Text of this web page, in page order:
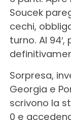
Soucek
cechi,
turno. Al
Sorpresa,
Georgia e
scrivono la
0 e